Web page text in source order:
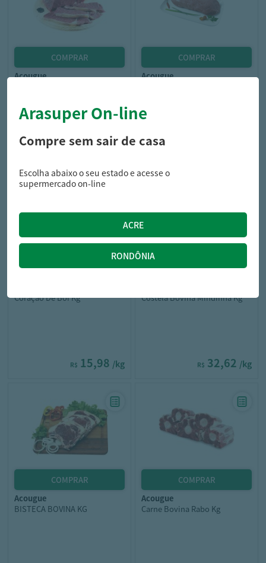
acougue
acougue
Coração De Boi Kg
R$ 15,98 /kg
Costela Bovina Mindinha Kg
R$ 32,62 /kg
acougue
BISTECA BOVINA KG
acougue
Carne Bovina Rabo Kg
Arasuper On-line
Compre sem sair de casa
Escolha abaixo o seu estado e acesse o
supermercado on-line